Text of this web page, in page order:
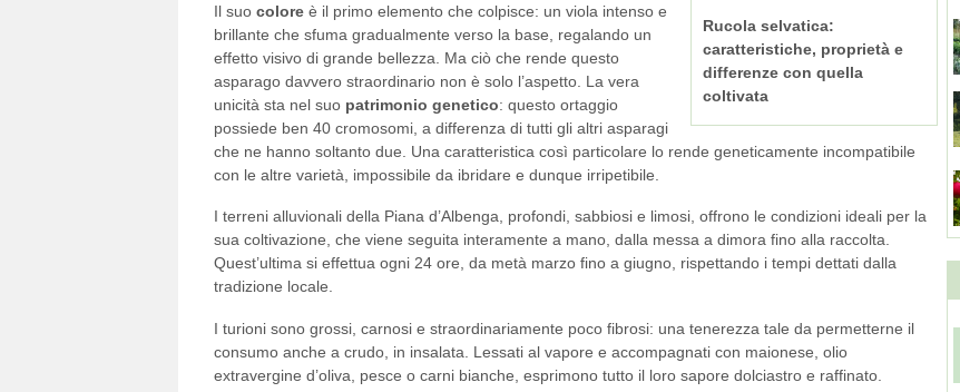
Rucola selvatica:
caratteristiche, proprietà e
differenze con quella
coltivata
Il suo colore è il primo elemento che colpisce: un viola intenso e
brillante che sfuma gradualmente verso la base, regalando un
effetto visivo di grande bellezza. Ma ciò che rende questo
asparago davvero straordinario non è solo l’aspetto. La vera
unicità sta nel suo patrimonio genetico: questo ortaggio
possiede ben 40 cromosomi, a differenza di tutti gli altri asparagi
che ne hanno soltanto due. Una caratteristica così particolare lo rende geneticamente incompatibile
con le altre varietà, impossibile da ibridare e dunque irripetibile.
I terreni alluvionali della Piana d’Albenga, profondi, sabbiosi e limosi, offrono le condizioni ideali per la
sua coltivazione, che viene seguita interamente a mano, dalla messa a dimora fino alla raccolta.
Quest’ultima si effettua ogni 24 ore, da metà marzo fino a giugno, rispettando i tempi dettati dalla
tradizione locale.
I turioni sono grossi, carnosi e straordinariamente poco fibrosi: una tenerezza tale da permetterne il
consumo anche a crudo, in insalata. Lessati al vapore e accompagnati con maionese, olio
extravergine d’oliva, pesce o carni bianche, esprimono tutto il loro sapore dolciastro e raffinato.